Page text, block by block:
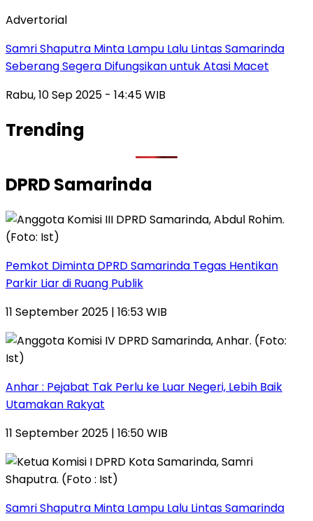
Advertorial
Samri Shaputra Minta Lampu Lalu Lintas Samarinda
Seberang Segera Difungsikan untuk Atasi Macet
Rabu, 10 Sep 2025 - 14:45 WIB
Trending
DPRD Samarinda
Pemkot Diminta DPRD Samarinda Tegas Hentikan
Parkir Liar di Ruang Publik
11 September 2025 | 16:53 WIB
Anhar : Pejabat Tak Perlu ke Luar Negeri, Lebih Baik
Utamakan Rakyat
11 September 2025 | 16:50 WIB
Samri Shaputra Minta Lampu Lalu Lintas Samarinda